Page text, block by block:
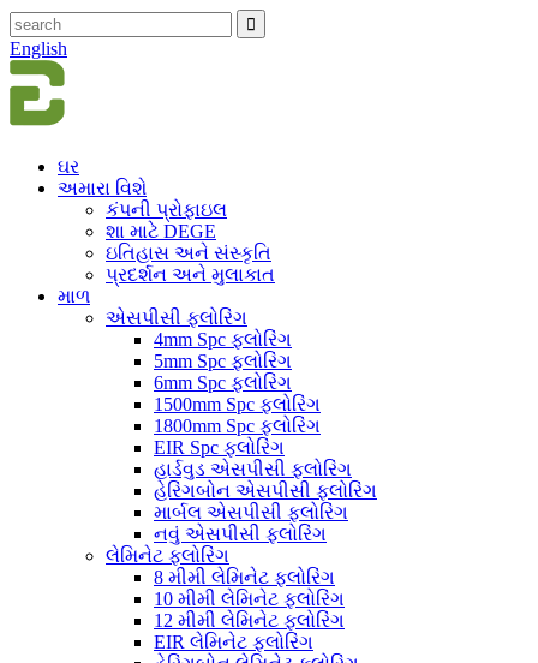
English
ઘર
અમારા વિશે
કંપની પ્રોફાઇલ
શા માટે DEGE
ઇતિહાસ અને સંસ્કૃતિ
પ્રદર્શન અને મુલાકાત
માળ
એસપીસી ફ્લોરિંગ
4mm Spc ફ્લોરિંગ
5mm Spc ફ્લોરિંગ
6mm Spc ફ્લોરિંગ
1500mm Spc ફ્લોરિંગ
1800mm Spc ફ્લોરિંગ
EIR Spc ફ્લોરિંગ
હાર્ડવુડ એસપીસી ફ્લોરિંગ
હેરિંગબોન એસપીસી ફ્લોરિંગ
માર્બલ એસપીસી ફ્લોરિંગ
નવું એસપીસી ફ્લોરિંગ
લેમિનેટ ફ્લોરિંગ
8 મીમી લેમિનેટ ફ્લોરિંગ
10 મીમી લેમિનેટ ફ્લોરિંગ
12 મીમી લેમિનેટ ફ્લોરિંગ
EIR લેમિનેટ ફ્લોરિંગ